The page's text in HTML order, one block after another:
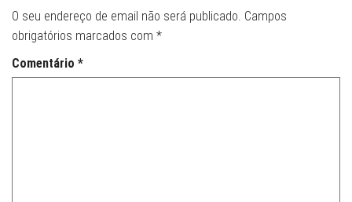
O seu endereço de email não será publicado. Campos
obrigatórios marcados com *
Comentário *